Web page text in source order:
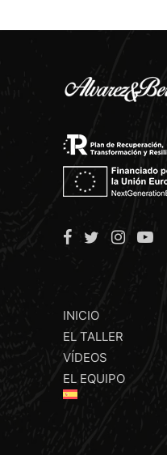
INICIO
EL TALLER
VÍDEOS
EL EQUIPO